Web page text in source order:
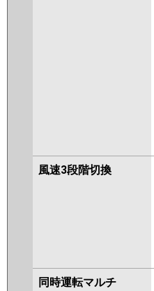
風速3段階切換
同時運転マルチ